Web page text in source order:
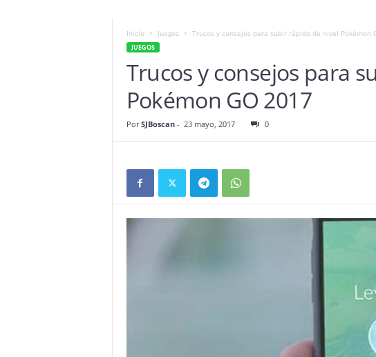
Inicio Juegos Trucos y consejos para subir rápido de nivel Pokémon
JUEGOS
Trucos y consejos para
Pokémon GO 2017
Por SJBoscan- 23 mayo, 2017 0